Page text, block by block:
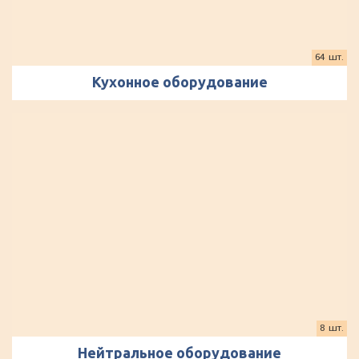
Кухонное оборудование
64 шт.
Нейтральное оборудование
8 шт.